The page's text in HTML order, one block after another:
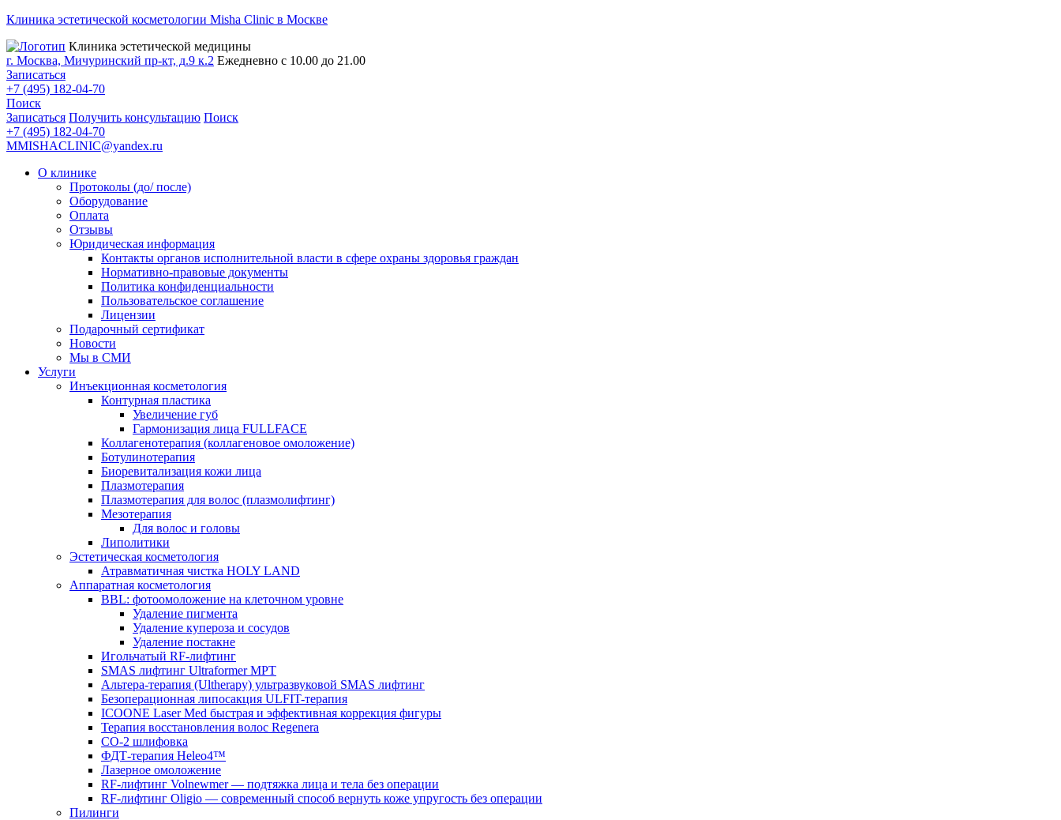
Клиника эстетической косметологии Misha Clinic в Москве
Клиника эстетической медицины
г. Москва, Мичуринский пр-кт, д.9 к.2 Ежедневно с 10.00 до 21.00
Записаться
+7 (495) 182-04-70
Поиск
Записаться Получить консультацию Поиск
+7 (495) 182-04-70
MMISHACLINIC@yandex.ru
О клинике
Протоколы (до/ после)
Оборудование
Оплата
Отзывы
Юридическая информация
Контакты органов исполнительной власти в сфере охраны здоровья граждан
Нормативно-правовые документы
Политика конфиденциальности
Пользовательское соглашение
Лицензии
Подарочный сертификат
Новости
Мы в СМИ
Услуги
Инъекционная косметология
Контурная пластика
Увеличение губ
Гармонизация лица FULLFACE
Коллагенотерапия (коллагеновое омоложение)
Ботулинотерапия
Биоревитализация кожи лица
Плазмотерапия
Плазмотерапия для волос (плазмолифтинг)
Мезотерапия
Для волос и головы
Липолитики
Эстетическая косметология
Атравматичная чистка HOLY LAND
Аппаратная косметология
BBL: фотоомоложение на клеточном уровне
Удаление пигмента
Удаление купероза и сосудов
Удаление постакне
Игольчатый RF-лифтинг
SMAS лифтинг Ultraformer MPT
Альтера-терапия (Ultherapy) ультразвуковой SMAS лифтинг
Безоперационная липосакция ULFIT-терапия
ICOONE Laser Med быстрая и эффективная коррекция фигуры
Терапия восстановления волос Regenera
CO-2 шлифовка
ФДТ-терапия Heleo4™
Лазерное омоложение
RF-лифтинг Volnewmer — подтяжка лица и тела без операции
RF-лифтинг Oligio — современный способ вернуть коже упругость без операции
Пилинги